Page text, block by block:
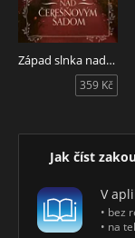
Západ slnka nad čerešňovým sadom
359 Kč
Jak číst
V
• bez
• na